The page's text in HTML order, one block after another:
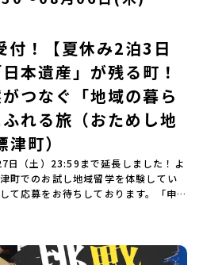
レスの変更をご希望の場合は下記の
連絡をお願いします。※受信制限設
お受け取りいただけません。その場
メールを受信できるよう設定をお願
個別のお問合せにはお答えしており
・お申し込みについてお申込はお一
トフォンからお申込ください。申込
申込時は、メールアドレスの入力間
について１室に複数(同性2～4名程
食事アレルギー対応について個別の
お応えしかねる場合がございます。
ご相談ください。・参加取消や急遽
て参加決定後の参加お取り消しはご
り消しの場合はお早めに事務局まで
ポリシーやむを得ない参加お取り消
て対応させていただきます。ご了承
前日＜7月17日＞から、【キャンセル
グラムの内容を詳しく知りたい方
方向けにZoomでのオンライン配信
ベルに合わせて、以下の2つのステッ
1】全体オンライン説明会（アーカイ
おためし地域留学」を知りたい方
選んで参加できる「おためし地域留
説明会を開催しました。中学生一人
特に気になる「安全面」や「事務局
しく解説しています。ぜひ、ご自宅
🎬 [アーカイブ動画を視聴す
Yt8nd04aNgA?
2】大樹町プログラム説明会〜
掘りしたい方へ〜全体説明を聞いた
何をするの？」「どんな町なの？」
です。大樹町ならではの豊かな文化
をたっぷりとお伝えします。日
大樹町ってどんなとこ
場所・時間】出水駅 8月3日(月)
出水駅 8月5日(水) 12:00 解散【対
現在調整中※1室に複数名(同性)で宿
金】無料※旅行代金に含まれる費用
ります：・宿泊費（2泊分）・プログ
費用・一部の食事代*以下の費用は参
場所までの往復交通費・お土産代や
人的費用【募集人数】最大10名（お
決定）【参加者決定】お申し込み多
目途に当落結果をご連絡いたしま
1日(月)12：00 から 6月15日(月)
クに変える！「おためし地域留学」
ムの内容を詳しく知りたい方や、お
にZoomでのオンライン配信を行い
合わせて、以下の2つのステップをご
体オンライン説明会（アーカイブ動画
し地域留学」を知りたい方へ〜日本
高1,000mを超える山岳地帯や高原
ることができ、新緑、山菜の春、花
の冬と四季ごとに美しい景色を見る
。「十和田八幡平（とわだはちまん
レッキング、「安比高原（あっぴこ
最大級のスキーリゾートとして有名
を楽しむことができます！そして八
」は、日本で初めて「地球のチカラ
の地下からわき出す蒸気をそのまま
さしい最先端のエネルギー」を生み
回のプログラムでは、この松川地熱
使った「アート体験」をすることが
球のチカラを使った幻想的なグラデ
体験してみてください！さらに八幡
した料理がとても美味しい地域で
う「岩手の郷土料理」を味わって楽
自然や文化が魅力的な八幡平市で、
！【夏休み2泊3日
本遺産」が残る町！
つなぐ「地域の暮ら
れる旅（おためし地
町）
日（土）23:59まで延長しました！よ
町でのお試し地域留学を体験してい
て応募をお待ちしております。「申
まった」という方も、この機会にぜ
※都合により締め切りを早める場合
ください！-------奨学金のお知らせ-
万／💡北海道の高校留学に【毎月2